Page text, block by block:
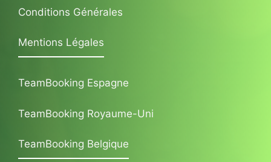
Conditions Générales
Mentions Légales
TeamBooking Espagne
TeamBooking Royaume-Uni
TeamBooking Belgique